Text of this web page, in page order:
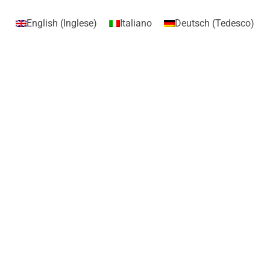
English (Inglese) Italiano Deutsch (Tedesco)